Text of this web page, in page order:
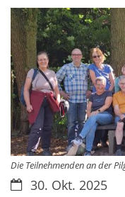
Die Teilnehmenden an der
Datum:
30. Okt. 2025